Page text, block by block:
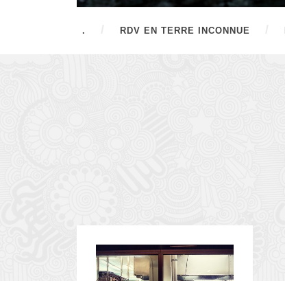
. RDV EN TERRE INCONNUE